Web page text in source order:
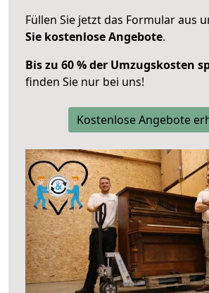
Füllen Sie jetzt das Formular aus
Sie kostenlose Angebote.
Bis zu 60 % der Umzugskosten
finden Sie nur bei uns!
Kostenlose Angebote